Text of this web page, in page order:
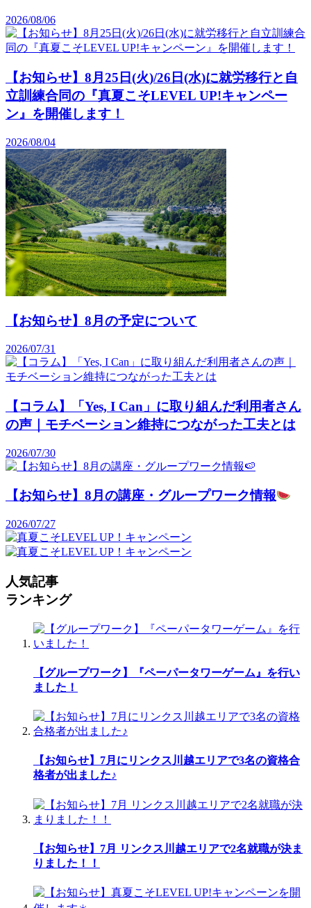
2026/08/06
【お知らせ】8月25日(火)/26日(水)に就労移行と自
立訓練合同の『真夏こそLEVEL UP!キャンペー
ン』を開催します！
2026/08/04
【お知らせ】8月の予定について
2026/07/31
【コラム】「Yes, I Can」に取り組んだ利用者さん
の声｜モチベーション維持につながった工夫とは
2026/07/30
【お知らせ】8月の講座・グループワーク情報
2026/07/27
人気記事
ランキング
【グループワーク】『ペーパータワーゲーム』を行い
ました！
【お知らせ】7月にリンクス川越エリアで3名の資格合
格者が出ました♪
【お知らせ】7月 リンクス川越エリアで2名就職が決ま
りました！！